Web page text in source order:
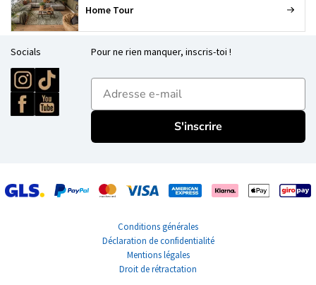
Home Tour
Socials Pour ne rien manquer, inscris-toi !
E-mailadres
S'inscrire
Conditions générales
Déclaration de confidentialité
Mentions légales
Droit de rétractation